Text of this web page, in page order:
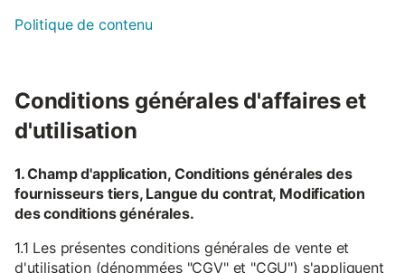
Politique de contenu
Conditions générales d'affaires et
d'utilisation
1. Champ d'application, Conditions générales des
fournisseurs tiers, Langue du contrat, Modification
des conditions générales.
1.1 Les présentes conditions générales de vente et
d'utilisation (dénommées "CGV" et "CGU") s'appliquent